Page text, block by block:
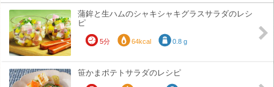
蒲鉾と生ハムのシャキシャキグラスサラダのレシ
ピ
5分 64kcal 0.8 g
笹かまポテトサラダのレシピ